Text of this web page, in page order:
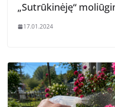
„Sutrūkinėję“
17.01.2024